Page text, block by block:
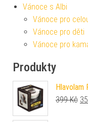
Vánoce s Albi
Vánoce pro
Vánoce pro děti
Vánoce pro
Produkty
399Kč